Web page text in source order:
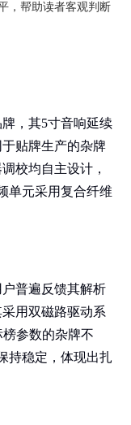
，帮助读者客观判断
，其5寸音响延续
贴牌生产的杂牌
校均自主设计，
单元采用复合纤维
普遍反馈其解析
用双磁路驱动系
参数的杂牌不
持稳定，体现出扎